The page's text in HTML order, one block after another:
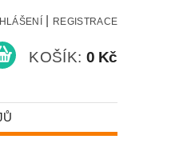
REGISTRACE
KOŠÍK: 0 Kč